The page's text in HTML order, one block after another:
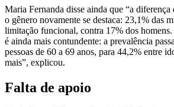
Maria Fernanda disse ainda que “a
o gênero novamente se destaca: 23,1% das
limitação funcional, contra 17% dos
é ainda mais contundente: a prevalência
pessoas de 60 a 69 anos, para 44,2% entre
mais”, explicou.
Falta de apoio